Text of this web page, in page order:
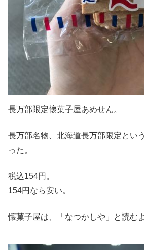
長万部限定懐菓子屋あめせん。
長万部名物、北海道長万部限定とい
った。
税込154円。
154円なら安い。
懐菓子屋は、「なつかしや」と読む